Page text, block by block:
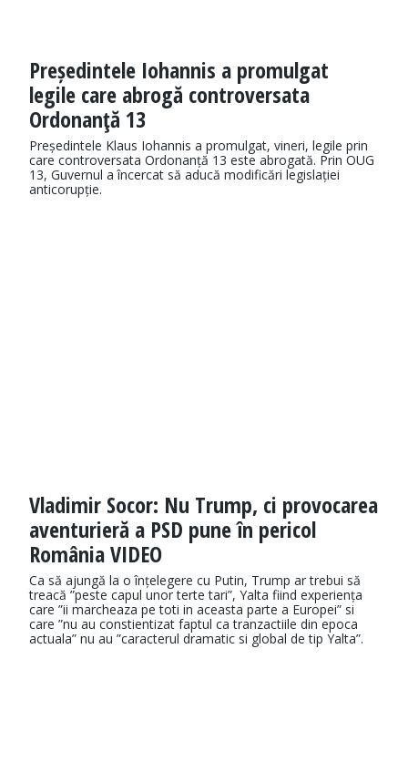
Președintele Iohannis a promulgat
legile care abrogă controversata
Ordonanţă 13
Președintele Klaus Iohannis a promulgat, vineri, legile prin
care controversata Ordonanță 13 este abrogată. Prin OUG
13, Guvernul a încercat să aducă modificări legislației
anticorupție.
Vladimir Socor: Nu Trump, ci provocarea
aventurieră a PSD pune în pericol
România VIDEO
Ca să ajungă la o înțelegere cu Putin, Trump ar trebui să
treacă ”peste capul unor terte tari”, Yalta fiind experiența
care ”ii marcheaza pe toti in aceasta parte a Europei” si
care ”nu au constientizat faptul ca tranzactiile din epoca
actuala” nu au ”caracterul dramatic si global de tip Yalta”.